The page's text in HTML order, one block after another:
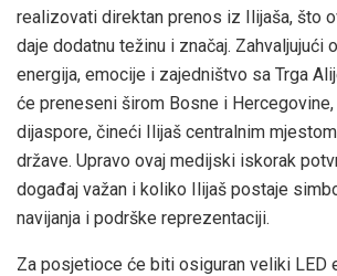
realizovati direktan prenos iz Ilijaša, što
daje dodatnu težinu i značaj. Zahvaljujući
energija, emocije i zajedništvo sa Trga
će preneseni širom Bosne i
dijaspore, čineći Ilijaš centralnim
države. Upravo ovaj medijski iskorak
događaj važan i koliko Ilijaš postaje
navijanja i podrške reprezentaciji.
Za posjetioce će biti osiguran veliki LED